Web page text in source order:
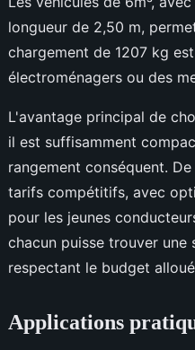
longueur de 2,50 m,
chargement de 1207 kg
électroménagers ou des
L'avantage principal de
il est suffisamment
rangement conséquent.
tarifs compétitifs, avec
pour les jeunes
chacun puisse trouver
respectant le budget
Applications